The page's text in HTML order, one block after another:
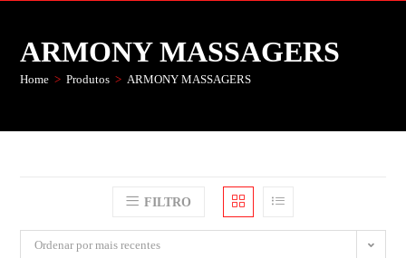
ARMONY MASSAGERS
Home > Produtos > ARMONY MASSAGERS
FILTRO
Ordenar por mais recentes